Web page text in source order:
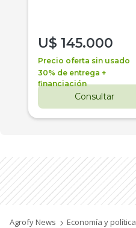
U$ 145.000
Precio oferta sin usado
30% de entrega +
financiación
Consultar
Agrofy News Economía y política